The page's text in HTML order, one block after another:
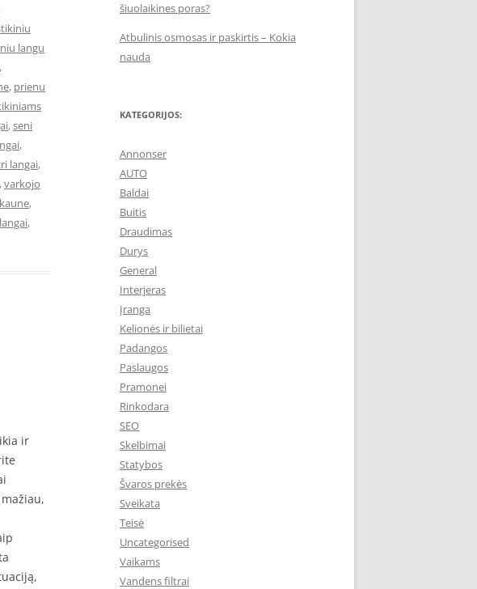
langu
,
, prienu
,seni
,
langai,
,varkojo
,
,
ir
šiuolaikines poras?
Atbulinis osmosas ir paskirtis – Kokia
nauda
KATEGORIJOS:
Annonser
AUTO
Baldai
Buitis
Draudimas
Durys
General
Interjeras
Įranga
Kelionės ir bilietai
Padangos
Paslaugos
Pramonei
Rinkodara
SEO
Skelbimai
Statybos
Švaros prekės
Sveikata
Teisė
Uncategorised
Vaikams
Vandens filtrai